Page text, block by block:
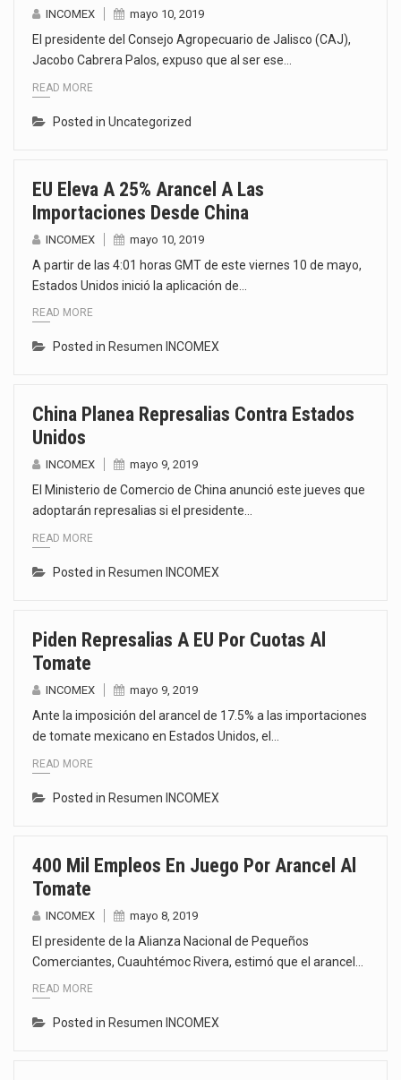
INCOMEX mayo 10, 2019
El presidente del Consejo Agropecuario de Jalisco (CAJ),
Jacobo Cabrera Palos, expuso que al ser ese…
READ MORE
Posted in Uncategorized
EU Eleva A 25% Arancel A Las
Importaciones Desde China
INCOMEX mayo 10, 2019
A partir de las 4:01 horas GMT de este viernes 10 de mayo,
Estados Unidos inició la aplicación de…
READ MORE
Posted in Resumen INCOMEX
China Planea Represalias Contra Estados
Unidos
INCOMEX mayo 9, 2019
El Ministerio de Comercio de China anunció este jueves que
adoptarán represalias si el presidente…
READ MORE
Posted in Resumen INCOMEX
Piden Represalias A EU Por Cuotas Al
Tomate
INCOMEX mayo 9, 2019
Ante la imposición del arancel de 17.5% a las importaciones
de tomate mexicano en Estados Unidos, el…
READ MORE
Posted in Resumen INCOMEX
400 Mil Empleos En Juego Por Arancel Al
Tomate
INCOMEX mayo 8, 2019
El presidente de la Alianza Nacional de Pequeños
Comerciantes, Cuauhtémoc Rivera, estimó que el arancel…
READ MORE
Posted in Resumen INCOMEX